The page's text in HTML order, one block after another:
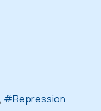
Repression